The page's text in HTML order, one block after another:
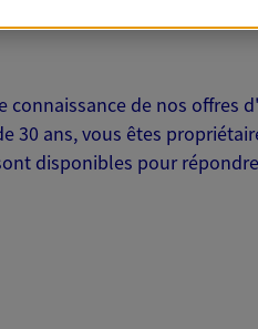
de nos offres
30 ans, vous êtes
disponibles pour